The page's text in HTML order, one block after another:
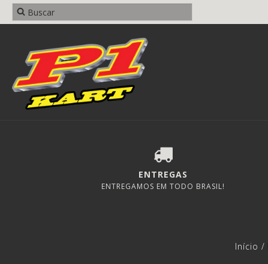
ENTREGAS
ENTREGAMOS EM TODO BRASIL!
Início /